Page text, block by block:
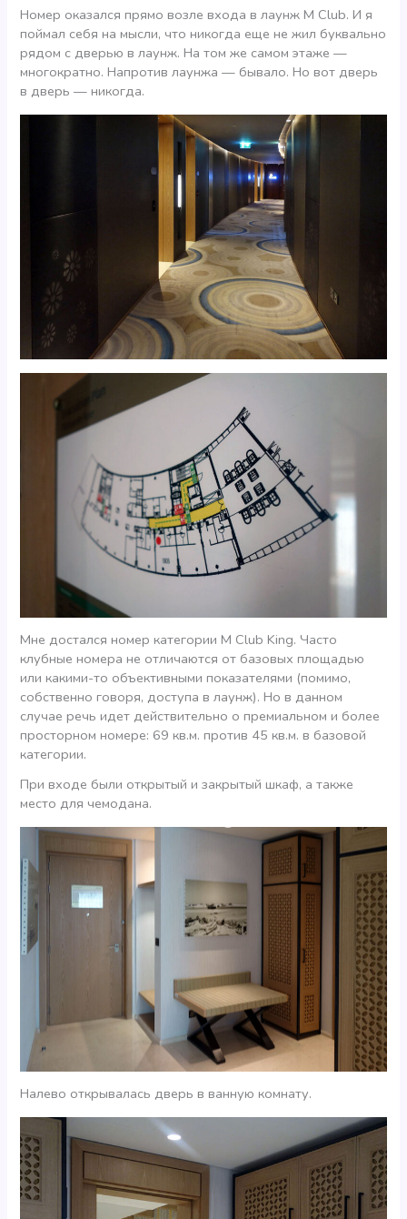
Номер оказался прямо возле входа в лаунж M Club. И я
поймал себя на мысли, что никогда еще не жил буквально
рядом с дверью в лаунж. На том же самом этаже —
многократно. Напротив лаунжа — бывало. Но вот дверь
в дверь — никогда.
Мне достался номер категории M Club King. Часто
клубные номера не отличаются от базовых площадью
или какими-то объективными показателями (помимо,
собственно говоря, доступа в лаунж). Но в данном
случае речь идет действительно о премиальном и более
просторном номере: 69 кв.м. против 45 кв.м. в базовой
категории.
При входе были открытый и закрытый шкаф, а также
место для чемодана.
Налево открывалась дверь в ванную комнату.